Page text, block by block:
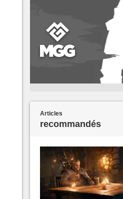
Articles
recommandés